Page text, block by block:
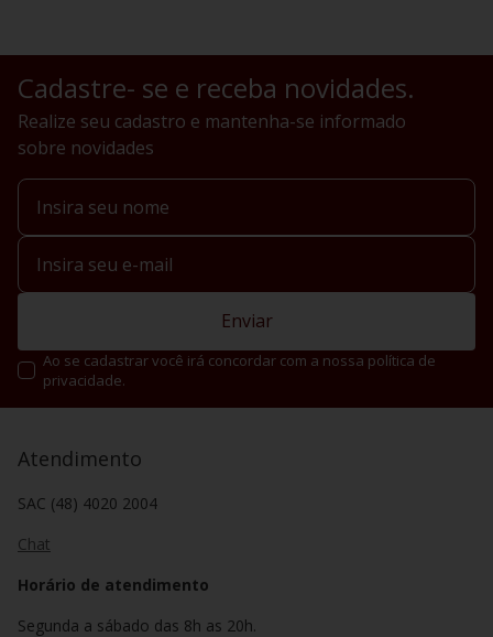
Cadastre- se e receba novidades.
Realize seu cadastro e mantenha-se informado
sobre novidades
Enviar
Ao se cadastrar você irá concordar com a nossa política de
privacidade.
Atendimento
SAC (48) 4020 2004
Chat
Horário de atendimento
Segunda a sábado das 8h as 20h.